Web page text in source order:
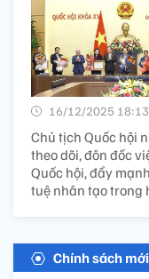
16/12/2025
Chủ tịch Quốc hội
theo dõi, đôn đốc
Quốc hội, đẩy
tuệ nhân tạo trong
Chính sách mới